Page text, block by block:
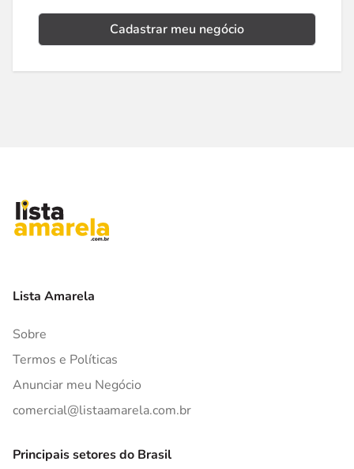
Cadastrar meu negócio
Lista Amarela
Sobre
Termos e Políticas
Anunciar meu Negócio
comercial@listaamarela.com.br
Principais setores do Brasil